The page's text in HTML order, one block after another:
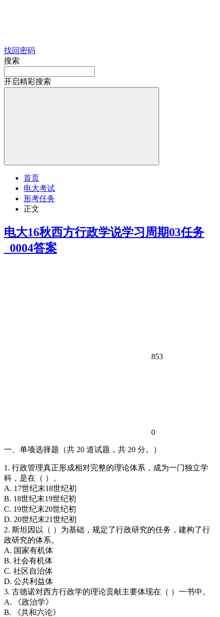
找回密码
搜索
开启精彩搜索
首页
电大考试
形考任务
正文
电大16秋西方行政学说学习周期03任务
_0004答案
853
0
一、单项选择题（共 20 道试题，共 20 分。）
1. 行政管理真正形成相对完整的理论体系，成为一门独立学
科，是在（ ）。
A. 17世纪末18世纪初
B. 18世纪末19世纪初
C. 19世纪末20世纪初
D. 20世纪末21世纪初
2. 斯坦因以（ ）为基础，规定了行政研究的任务，建构了行
政研究的体系。
A. 国家有机体
B. 社会有机体
C. 社区自治体
D. 公共利益体
3. 古德诺对西方行政学的理论贡献主要体现在（ ）一书中。
A. 《政治学》
B. 《共和六论》